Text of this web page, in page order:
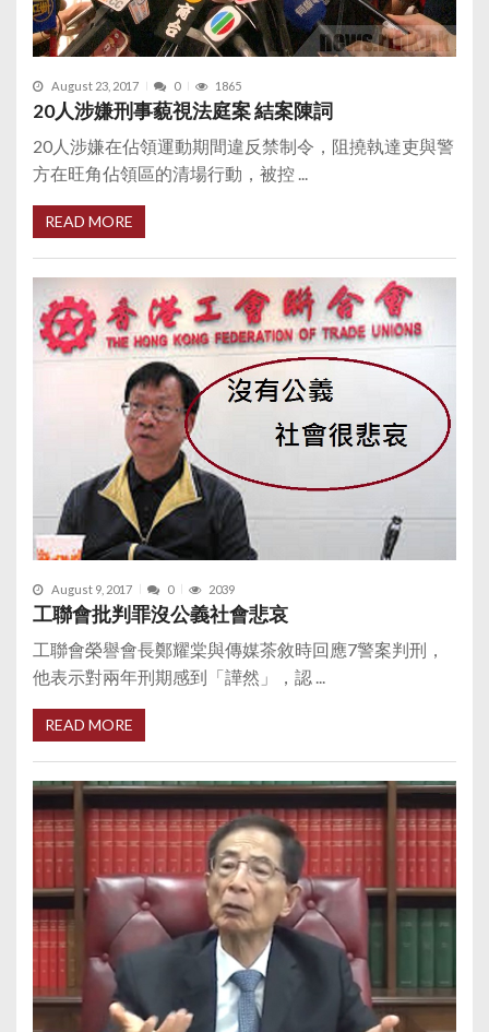
August 23, 2017 0 1865
20人涉嫌刑事藐視法庭案 結案陳詞
20人涉嫌在佔領運動期間違反禁制令，阻撓執達吏與警
方在旺角佔領區的清場行動，被控 ...
READ MORE
August 9, 2017 0 2039
工聯會批判罪沒公義社會悲哀
工聯會榮譽會長鄭耀棠與傳媒茶敘時回應7警案判刑，
他表示對兩年刑期感到「譁然」，認 ...
READ MORE